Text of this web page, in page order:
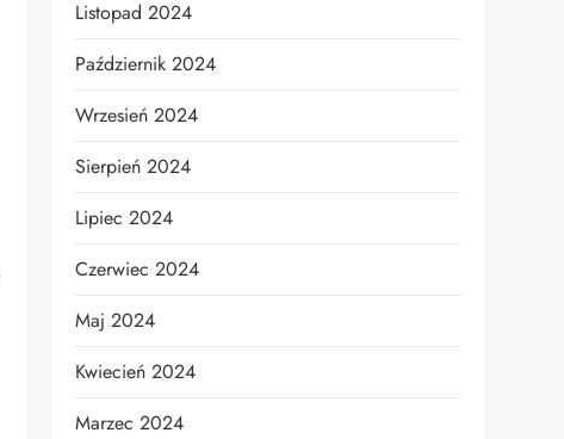
Listopad 2024
Październik 2024
Wrzesień 2024
Sierpień 2024
Lipiec 2024
Czerwiec 2024
Maj 2024
Kwiecień 2024
Marzec 2024